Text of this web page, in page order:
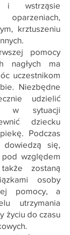
i wstrząsie
krztuszeniu
pomocy
nagłych ma
uczestnikom
Niezbędne
udzielić
w sytuacji
dziecku
Podczas
dowiedzą się,
względem
zostaną
osoby
pomocy, a
utrzymania
życiu do czasu